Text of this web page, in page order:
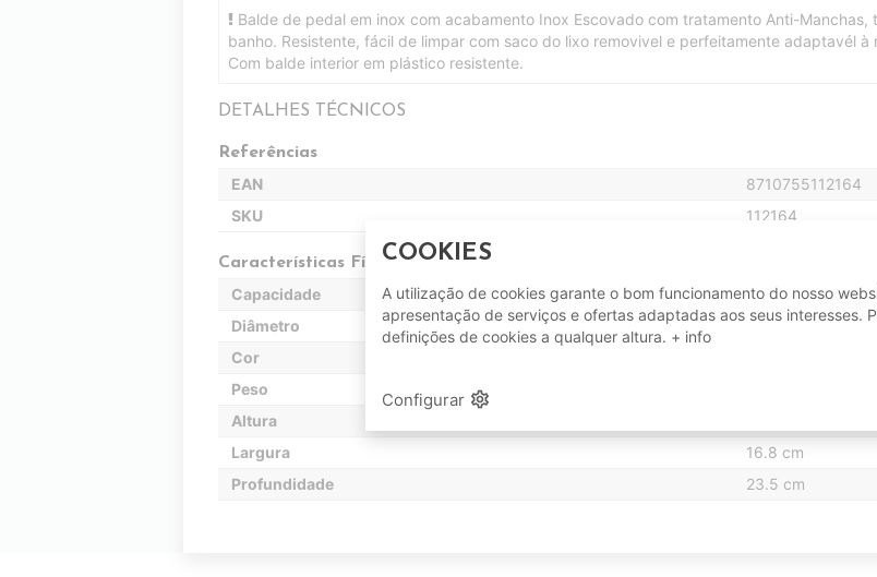
Balde de pedal em inox com acabamento Inox Escovado com tratamento Anti-
banho. Resistente, fácil de limpar com saco do lixo removivel e perfeitamente adaptavél à
Com balde interior em plástico resistente.
DETALHES TÉCNICOS
Referências
EAN
8710755112164
SKU
112164
Características Físicas
Capacidade
3 L
Diâmetro
16.8 cm
Cor
Peso
Altura
Largura
16.8 cm
Profundidade
23.5 cm
COOKIES
A utilização de cookies garante o bom funcionamento do nosso
apresentação de serviços e ofertas adaptadas aos seus interesses.
definições de cookies a qualquer altura. + info
Configurar settings